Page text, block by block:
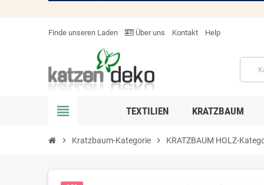
Finde unseren Laden Über uns Kontakt Help
view_headline TEXTILIEN KRATZBAUM
chevron_right Kratzbaum-Kategorie chevron_right KRATZBAUM HOLZ-